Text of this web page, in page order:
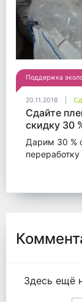
Поддержка
20.11.2018
Сдайте
скидку 30
Дарим 30 %
переработку
Здесь ещё